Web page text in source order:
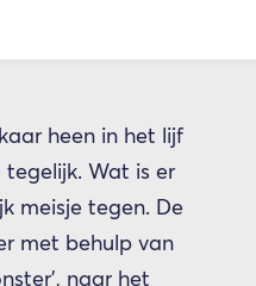
heen in het lijf
tegelijk. Wat is er
meisje tegen. De
met behulp van
naar het